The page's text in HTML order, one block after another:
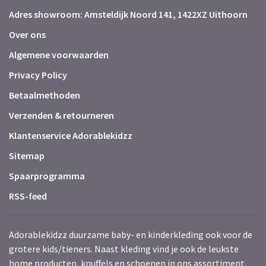
Adres showroom: Amsteldijk Noord 141, 1422XZ Uithoorn
Over ons
Algemene voorwaarden
Privacy Policy
Betaalmethoden
Verzenden & retourneren
Klantenservice Adorablekidzz
Sitemap
Spaarprogramma
RSS-feed
Adorablekidzz duurzame baby- en kinderkleding ook voor de
grotere kids/tieners. Naast kleding vind je ook de leukste
home producten, knuffels en schoenen in ons assortiment.